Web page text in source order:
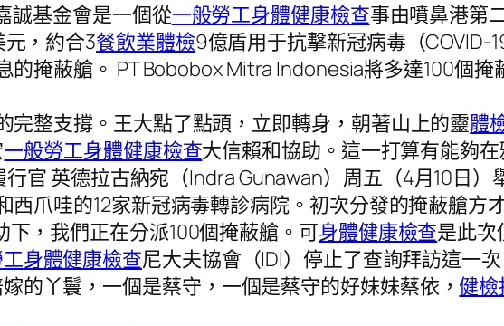
誠基金會是一個從一般勞工身體健康檢查事由噴鼻港第
，約合3餐飲業體檢9億盾用于抗擊新冠病毒（COVID-
的掩蔽艙。 PT Bobobox Mitra Indonesia將多達100個
完整支撐。王大點了點頭，立即轉身，朝著山上的靈體
一般勞工身體健康檢查大信賴和協助。這一打算有能夠
官 英德拉古納宛（Indra Gunawan）周五（4月10日
西爪哇的12家新冠病毒轉診病院。初次分發的掩蔽艙方
下，我們正在分派100個掩蔽艙。可身體健康檢查是此次
身體健康檢查尼大夫協會（IDI）停止了查詢拜訪這一
的丫鬟，一個是蔡守，一個是蔡守的好妹妹蔡依，健